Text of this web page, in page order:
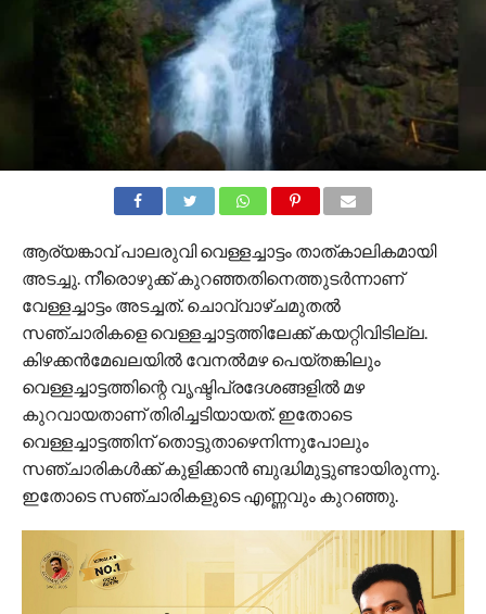
ആര്യങ്കാവ് പാലരുവി വെള്ളച്ചാട്ടം താത്കാലികമായി
അടച്ചു. നീരൊഴുക്ക് കുറഞ്ഞതിനെത്തുടർന്നാണ്
വേള്ളച്ചാട്ടം അടച്ചത്. ചൊവ്വാഴ്ചമുതൽ
സഞ്ചാരികളെ വെള്ളച്ചാട്ടത്തിലേക്ക് കയറ്റിവിടില്ല.
കിഴക്കൻമേഖലയിൽ വേനൽമഴ പെയ്തങ്കിലും
വെള്ളച്ചാട്ടത്തിന്റെ വൃഷ്ടിപ്രദേശങ്ങളിൽ മഴ
കുറവായതാണ് തിരിച്ചടിയായത്. ഇതോടെ
വെള്ളച്ചാട്ടത്തിന് തൊട്ടുതാഴെനിന്നുപോലും
സഞ്ചാരികൾക്ക് കുളിക്കാൻ ബുദ്ധിമുട്ടുണ്ടായിരുന്നു.
ഇതോടെ സഞ്ചാരികളുടെ എണ്ണവും കുറഞ്ഞു.